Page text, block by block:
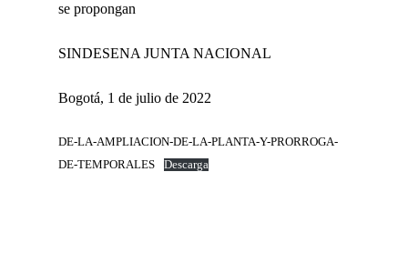
se propongan
SINDESENA JUNTA NACIONAL
Bogotá, 1 de julio de 2022
DE-LA-AMPLIACION-DE-LA-PLANTA-Y-PRORROGA-
DE-TEMPORALES
Descarga